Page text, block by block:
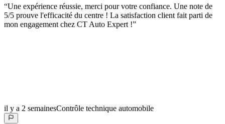
“Une expérience réussie, merci pour votre confiance. Une note de
5/5 prouve l'efficacité du centre ! La satisfaction client fait parti de
mon engagement chez CT Auto Expert !”
il y a 2 semainesContrôle technique automobile